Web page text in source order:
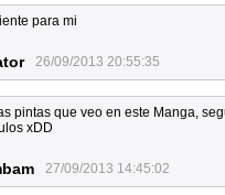
para mi
26/09/2013 20:55:35
pintas que veo en este Manga,
xDD
27/09/2013 14:45:02